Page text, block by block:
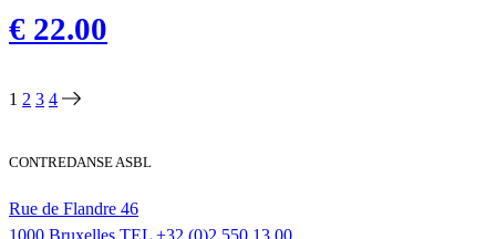
€ 22.00
1 2 3 4
CONTREDANSE ASBL
Rue de Flandre 46